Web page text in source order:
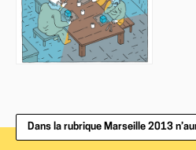
Dans la rubrique Marseille 2013